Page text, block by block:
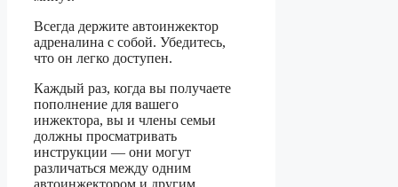
Всегда держите автоинжектор
адреналина с собой. Убедитесь,
что он легко доступен.
Каждый раз, когда вы получаете
пополнение для вашего
инжектора, вы и члены семьи
должны просматривать
инструкции — они могут
различаться между одним
автоинжектором и другим.